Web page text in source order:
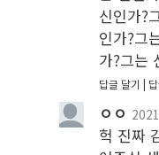
신인가?
인가?그
가?그는
답글 달기
ㅇㅇ
헉 진짜